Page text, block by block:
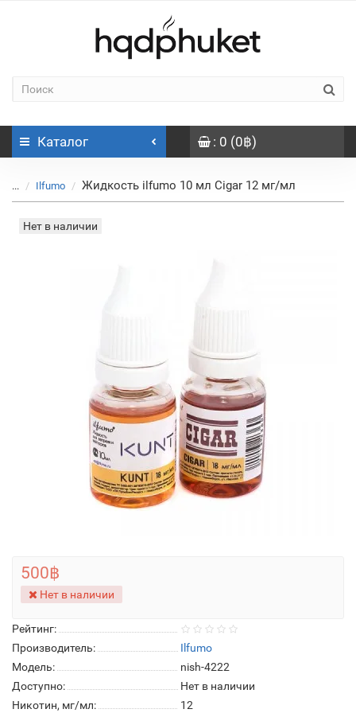
Каталог : 0 (0฿)
... Ilfumo Жидкость ilfumo 10 мл Cigar 12 мг/мл
Нет в наличии
Рейтинг:
Производитель:
Ilfumo
Модель:
nish-4222
Доступно:
Нет в наличии
Никотин, мг/мл:
12
500฿
Нет в наличии